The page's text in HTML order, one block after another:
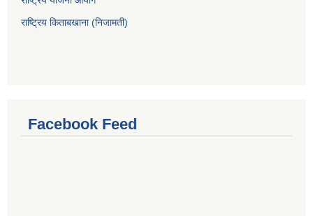
राष्ट्रिय किताबखाना (निजामती)
Facebook Feed